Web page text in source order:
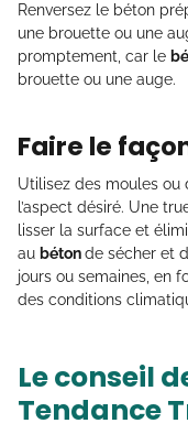
Renversez le béton
une brouette ou une
promptement, car le
brouette ou une auge.
Faire le
Utilisez des moules
l’aspect désiré. Une
lisser la surface et
au bétonde sécher et
jours ou semaines, en
des conditions
Le conseil
Tendance